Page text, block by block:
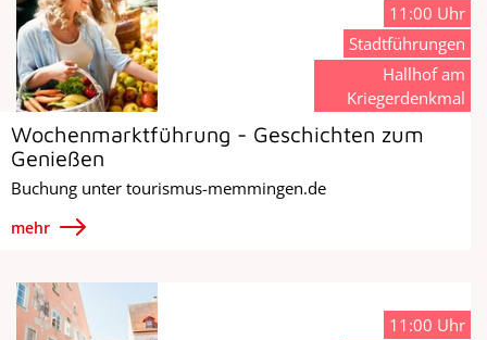
Wochenmarktführung - Geschichten zum
Genießen
Buchung unter tourismus-memmingen.de
mehr
11:00 Uhr
Stadtführungen
Hallhof am
Kriegerdenkmal
11:00 Uhr